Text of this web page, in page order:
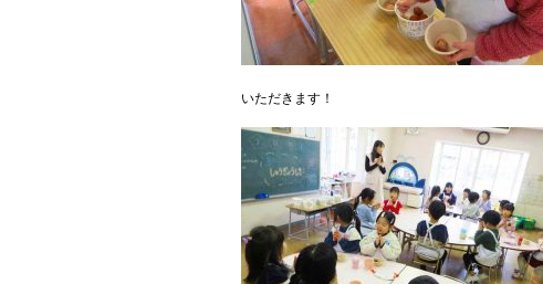
いただきます！